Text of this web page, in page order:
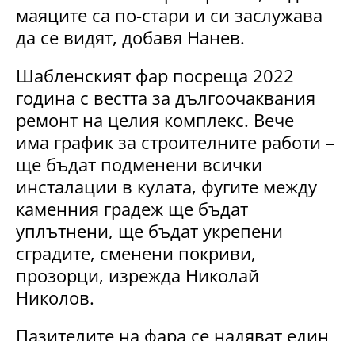
маяците са по-стари и си заслужава
да се видят, добавя Нанев.
Шабленският фар посреща 2022
година с вестта за дългоочаквания
ремонт на целия комплекс. Вече
има график за строителните работи –
ще бъдат подменени всички
инсталации в кулата, фугите между
каменния градеж ще бъдат
уплътнени, ще бъдат укрепени
сградите, сменени покриви,
прозорци, изрежда Николай
Николов.
Пазителите на фара се надяват един